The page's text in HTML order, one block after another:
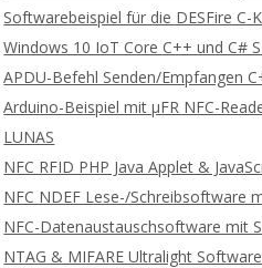
Softwarebeispiel für die DESFire C-
Windows 10 IoT Core C++ und C#
APDU-Befehl Senden/Empfangen
Arduino-Beispiel mit μFR NFC-
LUNAS
NFC RFID PHP Java Applet &
NFC NDEF Lese-/Schreibsoftware
NFC-Datenaustauschsoftware mit
NTAG & MIFARE Ultralight Software